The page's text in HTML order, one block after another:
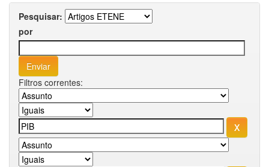
Pesquisar:
por
Filtros correntes: